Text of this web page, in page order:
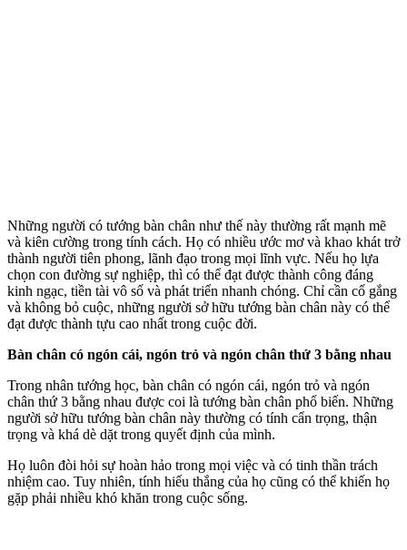
Những người có tướng bàn chân như thế này thường rất mạnh mẽ
và kiên cường trong tính cách. Họ có nhiều ước mơ và khao khát trở
thành người tiên phong, lãnh đạo trong mọi lĩnh vực. Nếu họ lựa
chọn con đường sự nghiệp, thì có thể đạt được thành công đáng
kinh ngạc, tiền tài vô số và phát triển nhanh chóng. Chỉ cần cố gắng
và không bỏ cuộc, những người sở hữu tướng bàn chân này có thể
đạt được thành tựu cao nhất trong cuộc đời.
Bàn chân có ngón cái, ngón trỏ và ngón chân thứ 3 bằng nhau
Trong nhân tướng học, bàn chân có ngón cái, ngón trỏ và ngón
chân thứ 3 bằng nhau được coi là tướng bàn chân phổ biến. Những
người sở hữu tướng bàn chân này thường có tính cẩn trọng, thận
trọng và khá dè dặt trong quyết định của mình.
Họ luôn đòi hỏi sự hoàn hảo trong mọi việc và có tinh thần trách
nhiệm cao. Tuy nhiên, tính hiếu thắng của họ cũng có thể khiến họ
gặp phải nhiều khó khăn trong cuộc sống.